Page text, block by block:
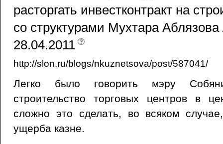
расторгать инвестконтракт на
со структурами Мухтара
28.04.2011
http://slon.ru/blogs/nkuznetsova/post/587041/
Легко было говорить мэру
строительство торговых центров в
сложно это сделать, во всяком
ущерба казне.